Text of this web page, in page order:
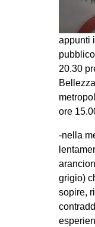
appunti
20.30
ore
-nella
grigio)
sopire,